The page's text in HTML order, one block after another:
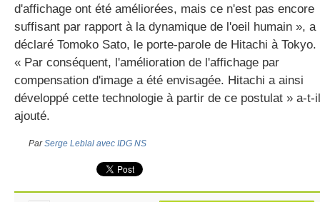
d'affichage ont été améliorées, mais ce n'est pas encore
suffisant par rapport à la dynamique de l'oeil humain », a
déclaré Tomoko Sato, le porte-parole de Hitachi à Tokyo.
« Par conséquent, l'amélioration de l'affichage par
compensation d'image a été envisagée. Hitachi a ainsi
développé cette technologie à partir de ce postulat » a-t-il
ajouté.
ParSerge Leblal avec IDG NS